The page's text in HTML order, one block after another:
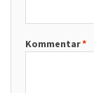
*
Kommentar